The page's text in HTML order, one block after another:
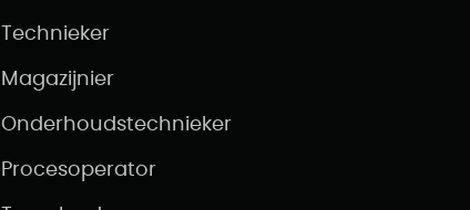
Technieker
Magazijnier
Onderhoudstechnieker
Procesoperator